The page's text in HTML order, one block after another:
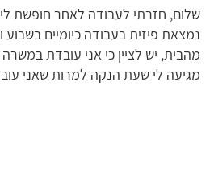
נמצאת פיזית בעבודה כיומיים
מהבית, יש לציין כי אני עובדת
מגיעה לי שעת הנקה למרות שאני